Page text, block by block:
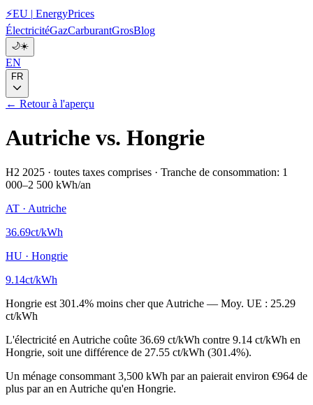
⚡EU | EnergyPrices
ÉlectricitéGazCarburantGrosBlog
🌙☀️
EN
FR
← Retour à l'aperçu
Autriche vs. Hongrie
H2 2025 · toutes taxes comprises · Tranche de consommation: 1
000–2 500 kWh/an
AT · Autriche
36.69ct/kWh
HU · Hongrie
9.14ct/kWh
Hongrie est 301.4% moins cher que Autriche — Moy. UE : 25.29
ct/kWh
L'électricité en Autriche coûte 36.69 ct/kWh contre 9.14 ct/kWh en
Hongrie, soit une différence de 27.55 ct/kWh (301.4%).
Un ménage consommant 3,500 kWh par an paierait environ €964 de
plus par an en Autriche qu'en Hongrie.